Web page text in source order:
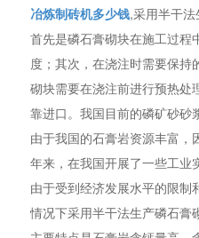
冶炼制砖机多少钱,采用半干
首先是磷石膏砌块在施工过程
度；其次，在浇注时需要保
砌块需要在浇注前进行预热处
靠进口。我国目前的磷矿砂砂
由于我国的石膏岩资源丰富，
年来，在我国开展了一些工业
由于受到经济发展水平的限制
情况下采用半干法生产磷石膏